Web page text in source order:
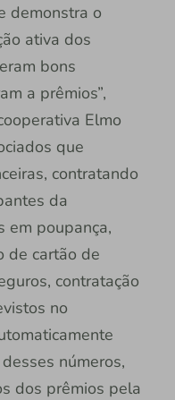
demonstra o
ativa dos
bons
a prêmios”,
Elmo
que
contratando
da
em poupança,
de cartão de
contratação
no
números,
dos prêmios pela